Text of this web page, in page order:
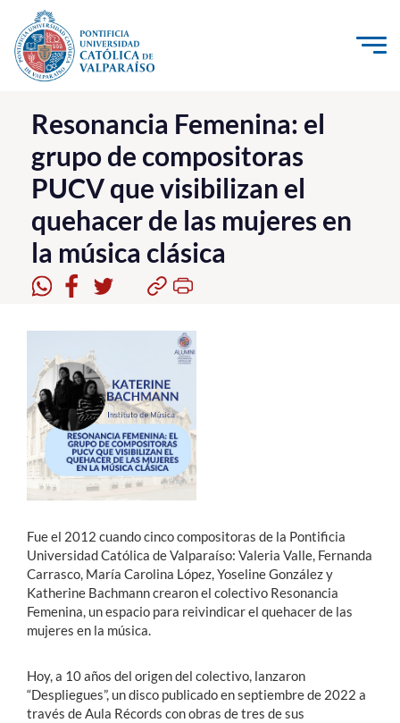
Click acá para ir directamente al contenido
La Universidad
Investigación, Creación e Innovación
PUCV Internacional
Vinculación con el Medio
Admisión
Postgrado
Formación Continua
Estudiantes
Académicos
Alumni
English
Resonancia Femenina: el
grupo de compositoras
PUCV que visibilizan el
quehacer de las mujeres en
la música clásica
Fue el 2012 cuando cinco compositoras de la Pontificia
Universidad Católica de Valparaíso: Valeria Valle, Fernanda
Carrasco, María Carolina López, Yoseline González y
Katherine Bachmann crearon el colectivo Resonancia
Femenina, un espacio para reivindicar el quehacer de las
mujeres en la música.
Hoy, a 10 años del origen del colectivo, lanzaron
“Despliegues”, un disco publicado en septiembre de 2022 a
través de Aula Récords con obras de tres de sus